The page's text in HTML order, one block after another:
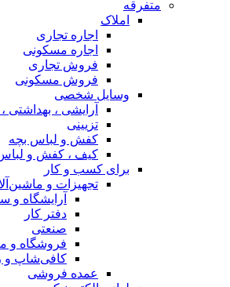
متفرقه
املاک
اجاره تجاری
اجاره مسکونی
فروش تجاری
فروش مسکونی
وسایل شخصی
آرایشی ، بهداشتی ،
تزیینی
کفش و لباس بچه
کیف ، کفش و
برای کسب و کار
تجهیزات و
آرایشگاه و
دفتر کار
صنعتی
فروشگاه و
کافی‌شاپ و
عمده فروشی